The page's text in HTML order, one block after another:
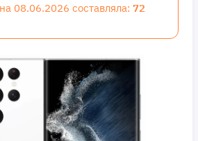
08.06.2026 составляла: 72